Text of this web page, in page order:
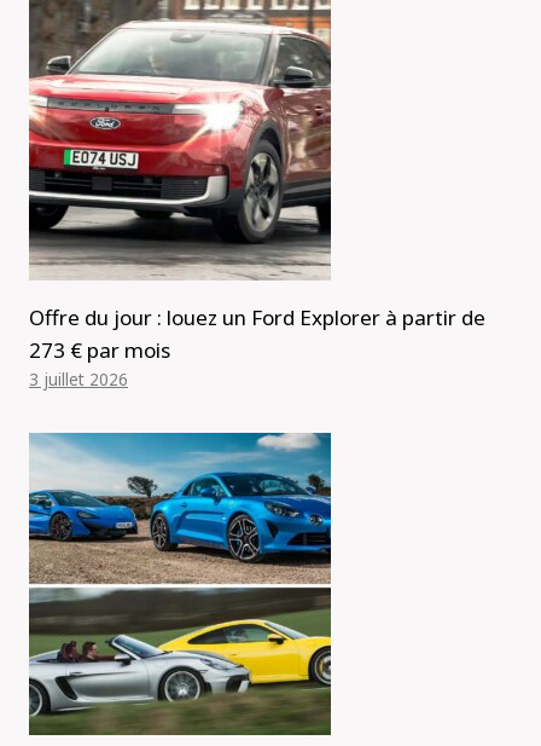
Offre du jour : louez un Ford Explorer à partir de
273 € par mois
3 juillet 2026